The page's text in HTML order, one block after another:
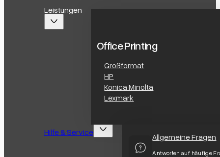
Leistungen
Office Printing
Großformat
HP
Konica Minolta
Lexmark
Hilfe & Service Allgemeine Fragen
Antworten auf häufige